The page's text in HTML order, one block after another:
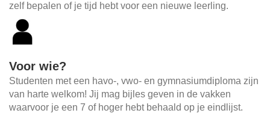
zelf bepalen of je tijd hebt voor een nieuwe leerling.
Voor wie?
Studenten met een havo-, vwo- en gymnasiumdiploma zijn
van harte welkom! Jij mag bijles geven in de vakken
waarvoor je een 7 of hoger hebt behaald op je eindlijst.